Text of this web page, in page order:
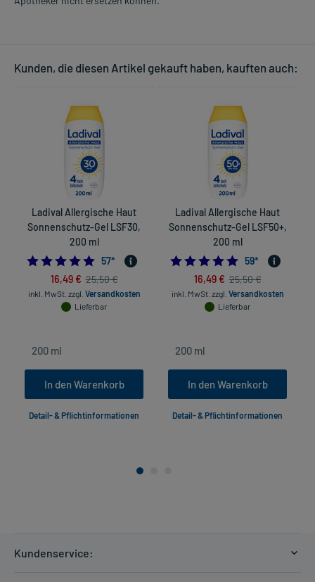
Kunden, die diesen Artikel gekauft haben, kauften auch:
Ladival Allergische Haut
Sonnenschutz-Gel LSF30,
200 ml
4.982456140350878
57*
16,49 € 25,50 €
inkl. MwSt. zzgl. Versandkosten
Lieferbar
In den Warenkorb
Detail- & Pflichtinformationen
Ladival Allergische Haut
Sonnenschutz-Gel LSF50+,
200 ml
59*
16,49 € 25,50 €
inkl. MwSt. zzgl. Versandkosten
Lieferbar
In den Warenkorb
Detail- & Pflichtinformationen
Kundenservice: